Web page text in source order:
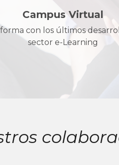
Campus Virtual
con los últimos
sector e-Learning